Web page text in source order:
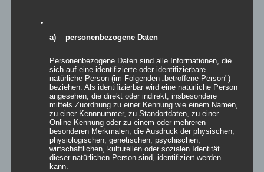
Inflatables FIR
Details
zur Wunschliste
a) personenbezogene Daten
Personenbezogene Daten sind alle Informationen, die
sich auf eine identifizierte oder identifizierbare
natürliche Person (im Folgenden „betroffene Person")
beziehen. Als identifizierbar wird eine natürliche Person
angesehen, die direkt oder indirekt, insbesondere
mittels Zuordnung zu einer Kennung wie einem Namen,
zu einer Kennnummer, zu Standortdaten, zu einer
Online-Kennung oder zu einem oder mehreren
besonderen Merkmalen, die Ausdruck der physischen,
physiologischen, genetischen, psychischen,
wirtschaftlichen, kulturellen oder sozialen Identität
dieser natürlichen Person sind, identifiziert werden
kann.